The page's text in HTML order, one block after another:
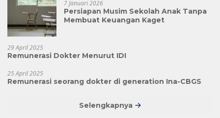
7 Januari 2026
Persiapan Musim Sekolah Anak Tanpa
Membuat Keuangan Kaget
29 April 2025
Remunerasi Dokter Menurut IDI
25 April 2025
Remunerasi seorang dokter di generation Ina-CBGS
Selengkapnya